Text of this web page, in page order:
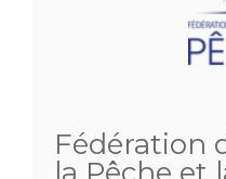
Fédération